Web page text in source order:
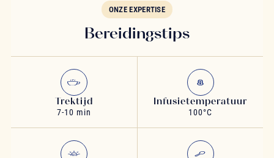
ONZE EXPERTISE
Bereidingstips
Trektijd
7-10 min
Infusietemperatuur
100°C